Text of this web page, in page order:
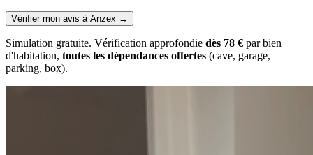
Vérifier mon avis à Anzex →
Simulation gratuite. Vérification approfondie dès 78 € par bien
d'habitation, toutes les dépendances offertes (cave, garage,
parking, box).